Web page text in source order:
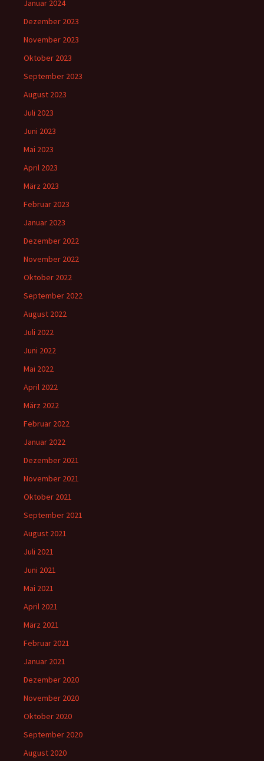
Januar 2024
Dezember 2023
November 2023
Oktober 2023
September 2023
August 2023
Juli 2023
Juni 2023
Mai 2023
April 2023
März 2023
Februar 2023
Januar 2023
Dezember 2022
November 2022
Oktober 2022
September 2022
August 2022
Juli 2022
Juni 2022
Mai 2022
April 2022
März 2022
Februar 2022
Januar 2022
Dezember 2021
November 2021
Oktober 2021
September 2021
August 2021
Juli 2021
Juni 2021
Mai 2021
April 2021
März 2021
Februar 2021
Januar 2021
Dezember 2020
November 2020
Oktober 2020
September 2020
August 2020